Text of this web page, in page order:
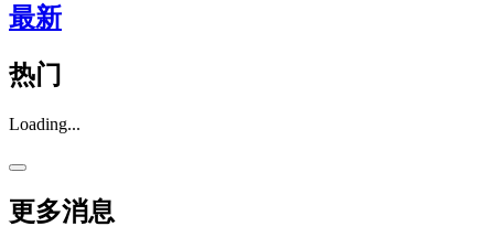
最新
热门
Loading...
更多消息